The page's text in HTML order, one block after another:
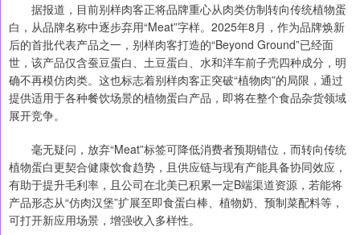
据报道，目前别样肉客正将品牌重心从肉类仿制转向传统植物蛋
白，从品牌名称中逐步弃用“Meat”字样。2025年8月，作为品牌焕新
后的首批代表产品之一，别样肉客打造的“Beyond Ground”已经面
世，该产品仅含蚕豆蛋白、土豆蛋白、水和洋车前子壳四种成分，明
确不再模仿肉类。这也标志着别样肉客正突破“植物肉”的局限，通过
提供适用于各种餐饮场景的植物蛋白产品，即将在整个食品杂货领域
展开竞争。
毫无疑问，放弃“Meat”标签可降低消费者预期错位，而转向传统
植物蛋白更契合健康饮食趋势，且供应链与现有产能具备协同效应，
有助于提升毛利率，且公司在北美已积累一定B端渠道资源，若能将
产品形态从“仿肉汉堡”扩展至即食蛋白棒、植物奶、预制菜配料等，
可打开新应用场景，增强收入多样性。